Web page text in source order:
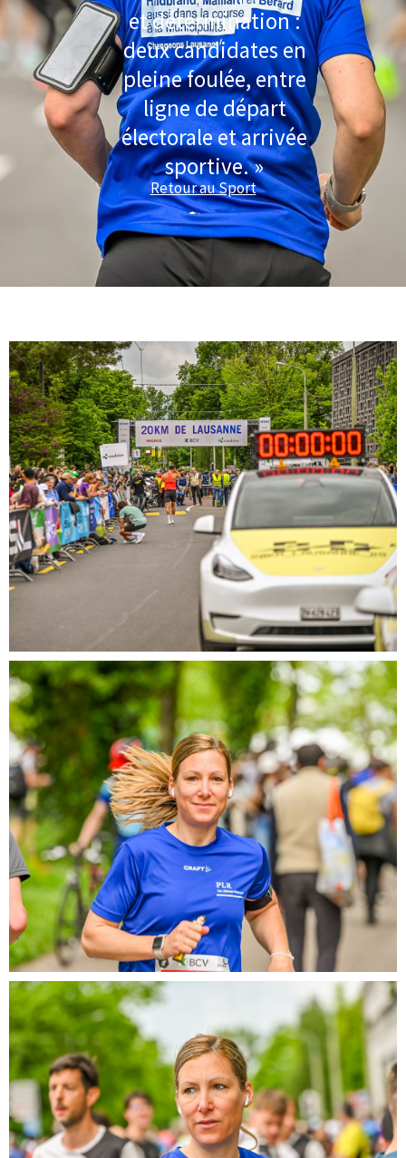
et détermination :
deux candidates en
pleine foulée, entre
ligne de départ
électorale et arrivée
sportive. »
Retour au Sport